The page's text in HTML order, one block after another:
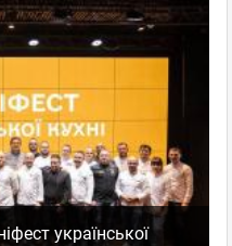
української